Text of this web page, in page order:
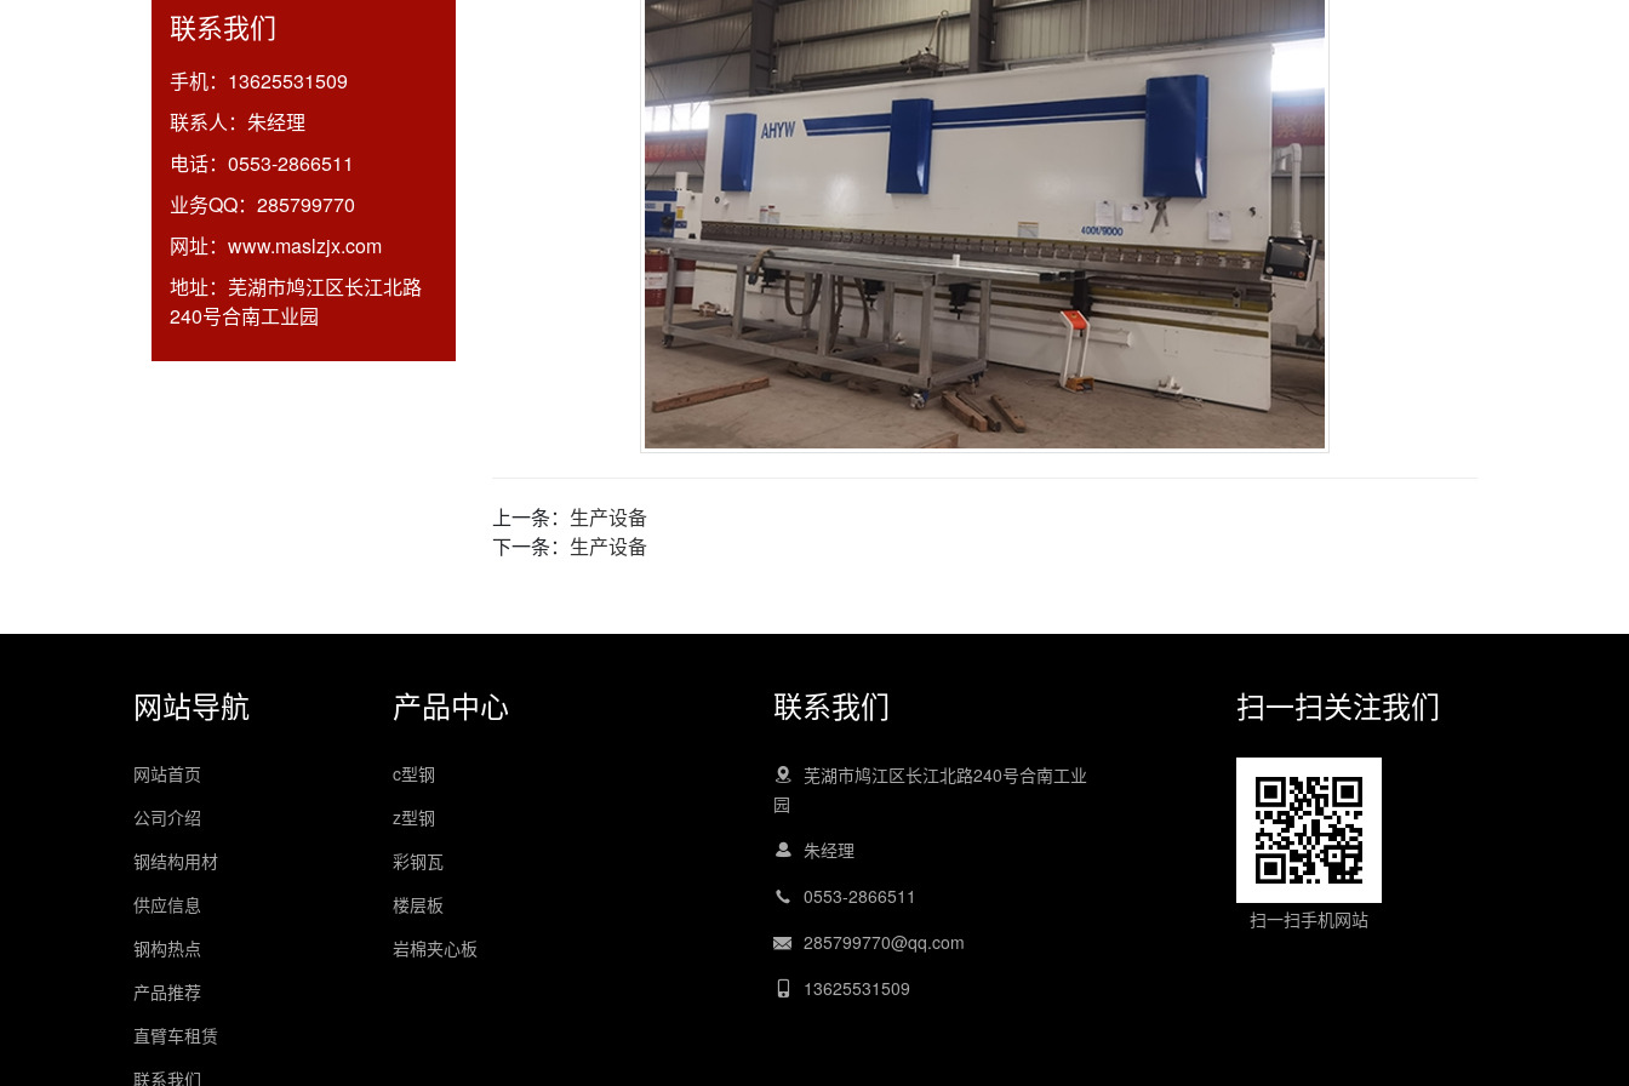
联系我们
手机： 13625531509
联系人： 朱经理
电话： 0553-2866511
业务QQ： 285799770
网址： www.maslzjx.com
地址： 芜湖市鸠江区长江北路
240号合南工业园
上一条： 生产设备
下一条： 生产设备
网站导航
网站首页
公司介绍
钢结构用材
供应信息
钢构热点
产品推荐
直臂车租赁
联系我们
产品中心
c型钢
z型钢
彩钢瓦
楼层板
岩棉夹心板
联系我们
芜湖市鸠江区长江北路240号合南工业
园
朱经理
0553-2866511
285799770@qq.com
13625531509
扫一扫关注我们
扫一扫手机网站